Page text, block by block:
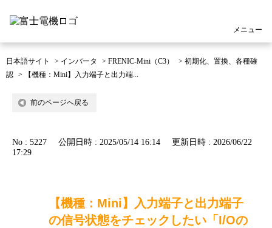
メニュー
日本語サイト > インバータ > FRENIC-Mini（C3） > 初期化、置換、各種確
認 > 【機種：Mini】入力端子と出力端...
前のページへ戻る
No : 5227 公開日時 : 2025/05/14 16:14
更新日時 : 2026/06/22
17:29
【機種：Mini】入力端子と出力端子
の信号状態をチェックしたい「I/Oの